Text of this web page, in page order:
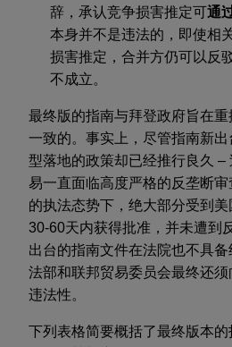
辞，承认竞争损害推定可通
本身并不是违法的，即使相
损害推定，合并方仍可以反
不成立。
最终版的指南与拜登政府旨在
一致的。事实上，尽管指南新
型落地的政策却已经推行良久 –
易一直面临高度严格的反垄断
的执法态势下，绝大部分受到
30-60天内获得批准，并未遭到
出台的指南文件在法院也不具
法部和联邦贸易委员会最终还
违法性。
下列表格简要概括了最终版本